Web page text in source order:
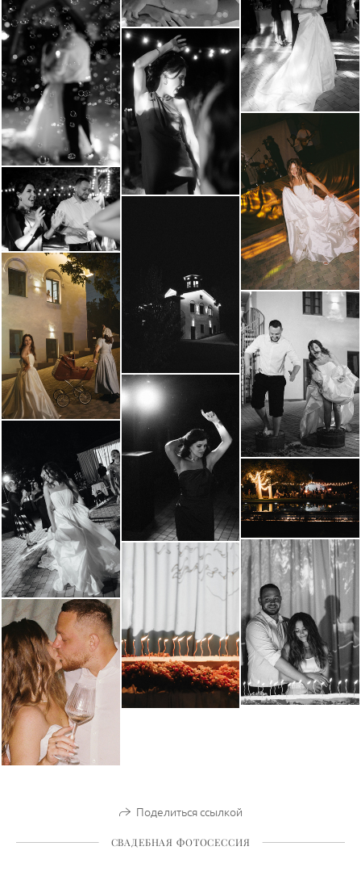
Поделиться ссылкой
СВАДЕБНАЯ ФОТОСЕССИЯ